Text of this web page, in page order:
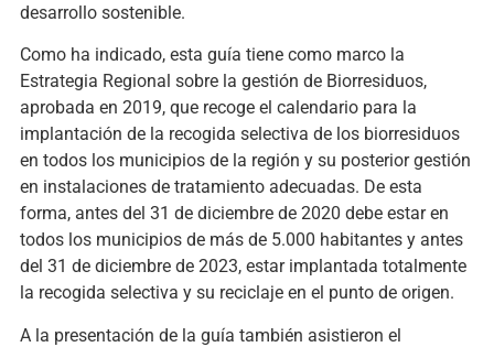
desarrollo sostenible.
Como ha indicado, esta guía tiene como marco la
Estrategia Regional sobre la gestión de Biorresiduos,
aprobada en 2019, que recoge el calendario para la
implantación de la recogida selectiva de los biorresiduos
en todos los municipios de la región y su posterior gestión
en instalaciones de tratamiento adecuadas. De esta
forma, antes del 31 de diciembre de 2020 debe estar en
todos los municipios de más de 5.000 habitantes y antes
del 31 de diciembre de 2023, estar implantada totalmente
la recogida selectiva y su reciclaje en el punto de origen.
A la presentación de la guía también asistieron el